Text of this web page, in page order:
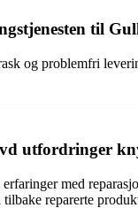
til
og problemfri
utfordringer
med
reparerte